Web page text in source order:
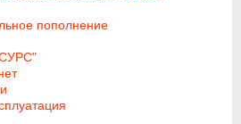
пополнение